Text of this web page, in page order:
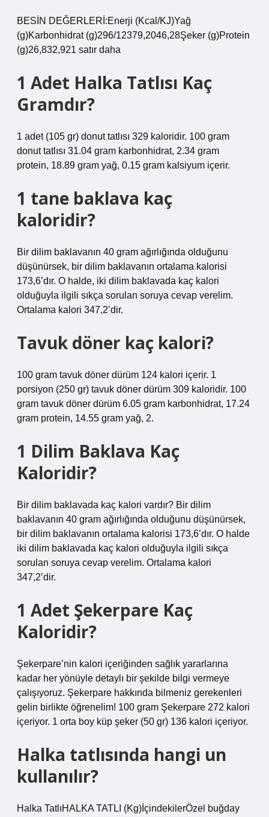
BESİN DEĞERLERİ:Enerji (Kcal/KJ)Yağ
(g)Karbonhidrat (g)296/12379,2046,28Şeker (g)Protein
(g)26,832,921 satır daha
1 Adet Halka Tatlısı Kaç
Gramdır?
1 adet (105 gr) donut tatlısı 329 kaloridir. 100 gram
donut tatlısı 31.04 gram karbonhidrat, 2.34 gram
protein, 18.89 gram yağ, 0.15 gram kalsiyum içerir.
1 tane baklava kaç
kaloridir?
Bir dilim baklavanın 40 gram ağırlığında olduğunu
düşünürsek, bir dilim baklavanın ortalama kalorisi
173,6’dır. O halde, iki dilim baklavada kaç kalori
olduğuyla ilgili sıkça sorulan soruya cevap verelim.
Ortalama kalori 347,2’dir.
Tavuk döner kaç kalori?
100 gram tavuk döner dürüm 124 kalori içerir. 1
porsiyon (250 gr) tavuk döner dürüm 309 kaloridir. 100
gram tavuk döner dürüm 6.05 gram karbonhidrat, 17.24
gram protein, 14.55 gram yağ, 2.
1 Dilim Baklava Kaç
Kaloridir?
Bir dilim baklavada kaç kalori vardır? Bir dilim
baklavanın 40 gram ağırlığında olduğunu düşünürsek,
bir dilim baklavanın ortalama kalorisi 173,6’dır. O halde
iki dilim baklavada kaç kalori olduğuyla ilgili sıkça
sorulan soruya cevap verelim. Ortalama kalori
347,2’dir.
1 Adet Şekerpare Kaç
Kaloridir?
Şekerpare’nin kalori içeriğinden sağlık yararlarına
kadar her yönüyle detaylı bir şekilde bilgi vermeye
çalışıyoruz. Şekerpare hakkında bilmeniz gerekenleri
gelin birlikte öğrenelim! 100 gram Şekerpare 272 kalori
içeriyor. 1 orta boy küp şeker (50 gr) 136 kalori içeriyor.
Halka tatlısında hangi un
kullanılır?
Halka TatlıHALKA TATLI (Kg)İçindekilerÖzel buğday